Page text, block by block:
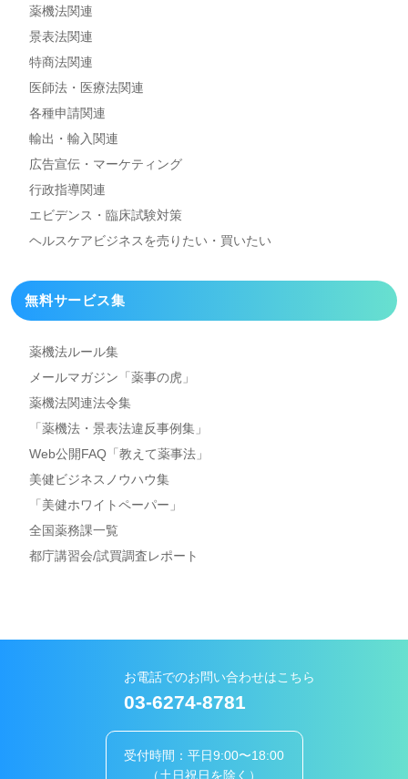
薬機法関連
景表法関連
特商法関連
医師法・医療法関連
各種申請関連
輸出・輸入関連
広告宣伝・マーケティング
行政指導関連
エビデンス・臨床試験対策
ヘルスケアビジネスを売りたい・買いたい
無料サービス集
薬機法ルール集
メールマガジン「薬事の虎」
薬機法関連法令集
「薬機法・景表法違反事例集」
Web公開FAQ「教えて薬事法」
美健ビジネスノウハウ集
「美健ホワイトペーパー」
全国薬務課一覧
都庁講習会/試買調査レポート
お電話でのお問い合わせはこちら
03-6274-8781
受付時間：平日9:00〜18:00
（土日祝日を除く）